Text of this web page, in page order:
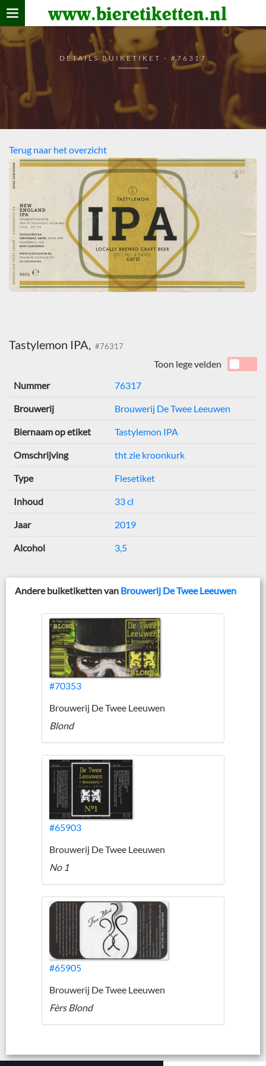
www.bieretiketten.nl
Home
verzamelen
De bierkaart
Bezoekers
DETAILS BUIKETIKET - #76317
Terug naar het overzicht
Tastylemon IPA, #76317
Toon lege velden
Nummer
76317
Brouwerij Brouwerij De Twee Leeuwen
Biernaam op etiket Tastylemon IPA
Omschrijving tht zie kroonkurk
Type Flesetiket
Inhoud 33 cl
Jaar 2019
Alcohol 3,5
Andere buiketiketten van Brouwerij De Twee Leeuwen
#70353
Brouwerij De Twee Leeuwen
Blond
#65903
Brouwerij De Twee Leeuwen
No 1
#65905
Brouwerij De Twee Leeuwen
Fèrs Blond